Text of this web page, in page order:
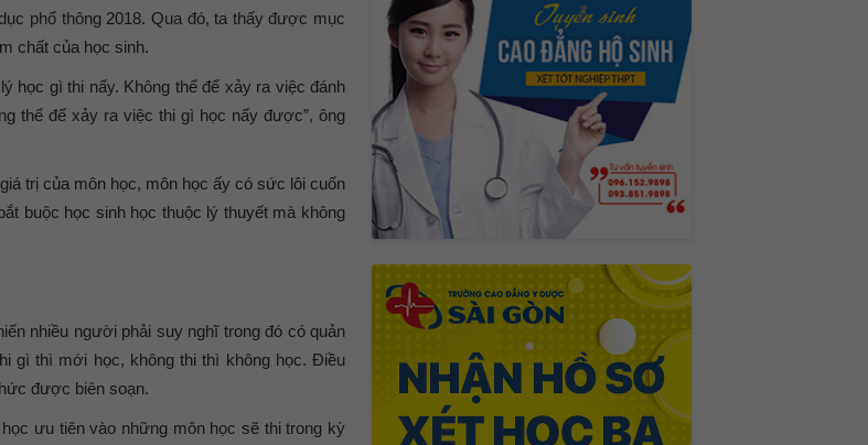
phổ thông 2018. Qua đó, ta thấy được mục
chất của học sinh.
học gì thi nấy. Không thể để xảy ra việc đánh
thể để xảy ra việc thi gì học nấy được”, ông
trị của môn học, môn học ấy có sức lôi cuốn
buộc học sinh học thuộc lý thuyết mà không
nhiều người phải suy nghĩ trong đó có quản
gì thì mới học, không thi thì không học. Điều
được biên soạn.
ưu tiên vào những môn học sẽ thi trong kỳ